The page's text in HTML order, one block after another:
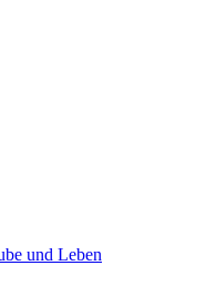
und Leben